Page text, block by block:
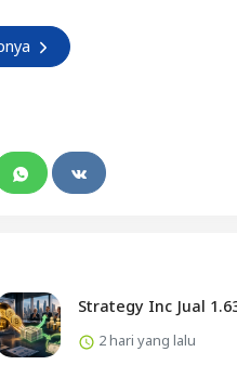
Strategy Inc Jual
2 hari yang lalu